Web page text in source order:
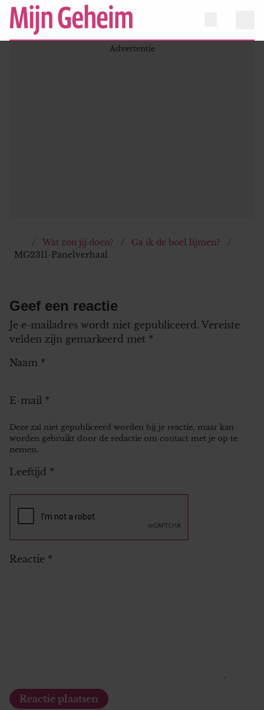
Wat zou jij doen?
Ga ik de boel lijmen?
MG2311-Panelverhaal
Geef een reactie
Je e-mailadres wordt niet gepubliceerd. Vereiste
velden zijn gemarkeerd met *
Naam *
E-mail *
Deze zal niet gepubliceerd worden bij je reactie, maar kan
worden gebruikt door de redactie om contact met je op te
nemen.
Leeftijd *
Reactie *